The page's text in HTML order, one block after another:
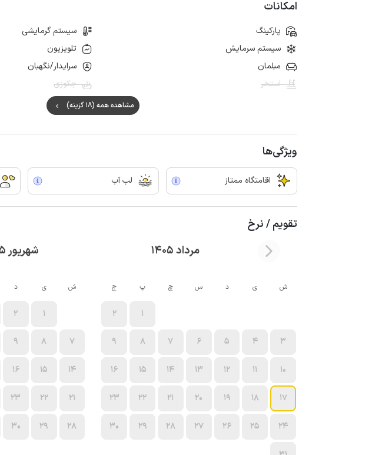
امکانات
پارکینگ
سیستم گرمایشی
سیستم سرمایش
تلویزیون
مبلمان
سرایدار/نگهبان
استخر
جکوزی
مشاهده همه (18 گزینه)
ویژگی‌ها
اقامتگاه ممتاز لب آب
تقویم / نرخ
مرداد 1405 شهریور 1405
ش ی د س چ پ ج
1
2
3
4
5
6
7
8
9
10
11
12
13
14
15
16
17
18
19
20
21
22
23
24
25
26
27
28
29
30
ش ی د
1
2
7
8
9
14
15
16
21
22
23
28
29
30